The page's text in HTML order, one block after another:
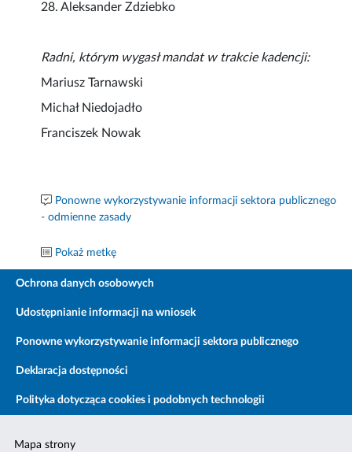
28. Aleksander Zdziebko
Radni, którym wygasł mandat w trakcie kadencji:
Mariusz Tarnawski
Michał Niedojadło
Franciszek Nowak
Ponowne wykorzystywanie informacji sektora publicznego
- odmienne zasady
Pokaż metkę
Ochrona danych osobowych
Udostępnianie informacji na wniosek
Ponowne wykorzystywanie informacji sektora publicznego
Deklaracja dostępności
Polityka dotycząca cookies i podobnych technologii
Mapa strony